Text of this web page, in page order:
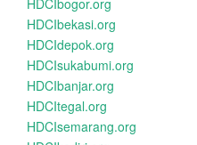
HDCIbogor.org
HDCIbekasi.org
HDCIdepok.org
HDCIsukabumi.org
HDCIbanjar.org
HDCItegal.org
HDCIsemarang.org